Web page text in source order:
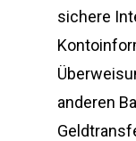
sichere
anderen